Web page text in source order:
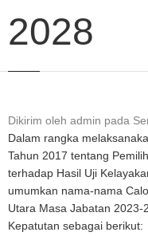
2028
Dikirim oleh admin pada
Dalam rangka
Tahun 2017 tentang
terhadap Hasil Uji
umumkan nama-nama
Utara Masa Jabatan 2023-
Kepatutan sebagai berikut: